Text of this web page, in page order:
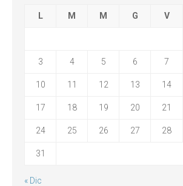
L M M G V
3 4 5 6 7
10 11 12 13 14
17 18 19 20 21
24 25 26 27 28
31
« Dic